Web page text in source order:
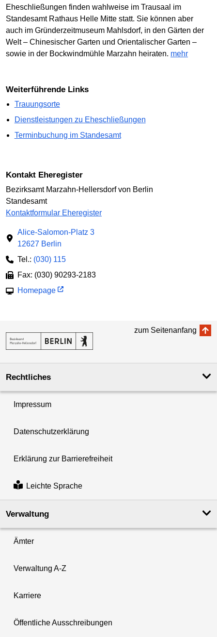
Eheschließungen finden wahlweise im Trausaal im
Standesamt Rathaus Helle Mitte statt. Sie können aber
auch im Gründerzeitmuseum Mahlsdorf, in den Gärten der
Welt – Chinesischer Garten und Orientalischer Garten –
sowie in der Bockwindmühle Marzahn heiraten. mehr
weiterführende Links
Trauungsorte
Dienstleistungen zu Eheschließungen
Terminbuchung im Standesamt
Kontakt Eheregister
Bezirksamt Marzahn-Hellersdorf von Berlin
Standesamt
Kontaktformular Eheregister
Alice-Salomon-Platz 3
12627 Berlin
Tel.: (030) 115
Fax: (030) 90293-2183
Homepage
zum Seitenanfang
Rechtliches
Impressum
Datenschutzerklärung
Erklärung zur Barrierefreiheit
Leichte Sprache
Verwaltung
Ämter
Verwaltung A-Z
Karriere
Öffentliche Ausschreibungen